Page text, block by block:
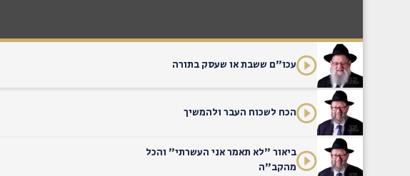
עכו"ם ששבת או שעסק בתורה
הכח לשכוח העבר ולהמשיך
ביאור "לא תאמר אני העשרתי" והכל
מהקב"ה